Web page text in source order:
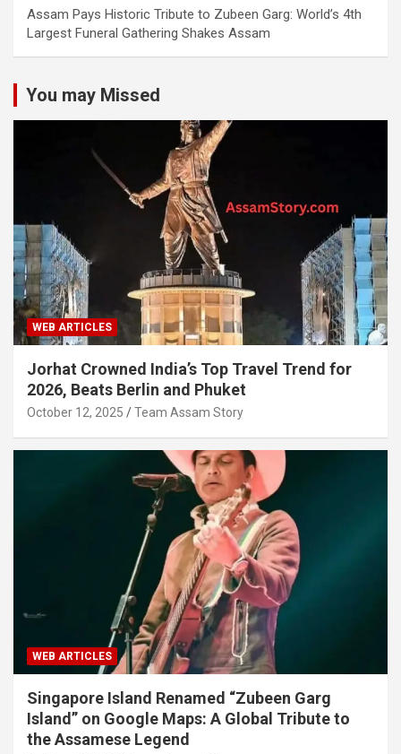
Assam Pays Historic Tribute to Zubeen Garg: World’s 4th
Largest Funeral Gathering Shakes Assam
You may Missed
WEB ARTICLES
Jorhat Crowned India’s Top Travel Trend for
2026, Beats Berlin and Phuket
October 12, 2025 Team Assam Story
WEB ARTICLES
Singapore Island Renamed “Zubeen Garg
Island” on Google Maps: A Global Tribute to
the Assamese Legend